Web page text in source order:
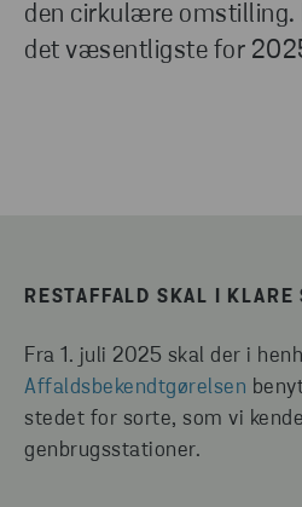
den cirkulære omstilling.
det væsentligste for
RESTAFFALD SKAL I
Fra 1. juli 2025 skal der i
Affaldsbekendtgørelsen
stedet for sorte, som vi
genbrugsstationer.
KONTAKT OS